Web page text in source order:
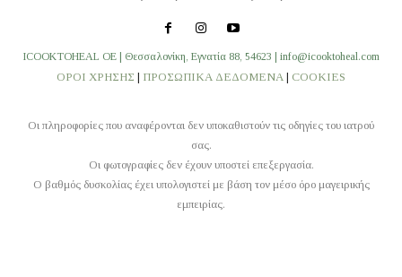
ICOOKTOHEAL OE | Θεσσαλονίκη, Εγνατία 88, 54623 | info@icooktoheal.com
ΟΡΟΙ ΧΡΗΣΗΣ | ΠΡΟΣΩΠΙΚΑ ΔΕΔΟΜΕΝΑ | COOKIES
Οι πληροφορίες που αναφέρονται δεν υποκαθιστούν τις οδηγίες του ιατρού
σας.
Οι φωτογραφίες δεν έχουν υποστεί επεξεργασία.
O βαθμός δυσκολίας έχει υπολογιστεί με βάση τον μέσο όρο μαγειρικής
εμπειρίας.